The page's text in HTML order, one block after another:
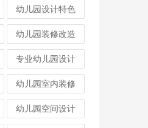
幼儿园设计特色
幼儿园装修改造
专业幼儿园设计
幼儿园室内装修
幼儿园空间设计